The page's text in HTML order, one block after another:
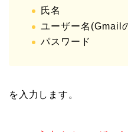
氏名
ユーザー名(Gmail
パスワード
を入力します。